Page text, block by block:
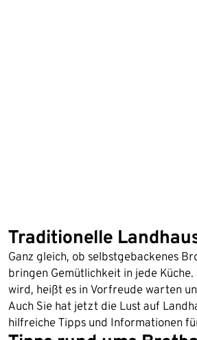
Traditionelle
Ganz gleich, ob selbstgebackenes
bringen Gemütlichkeit in jede
wird, heißt es in Vorfreude warten
Auch Sie hat jetzt die Lust auf
hilfreiche Tipps und Informationen